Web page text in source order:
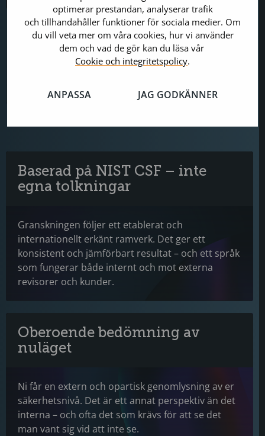
optimerar prestandan, analyserar trafik
och tillhandahåller funktioner för sociala medier. Om
du vill veta mer om våra cookies, hur vi använder
dem och vad de gör kan du läsa vår
Cookie och integritetspolicy.
ANPASSA JAG GODKÄNNER
Tekniken är bara en del av säkerhetsläget. Vi
granskar rutiner, styrdokument,
informationsklassning och datahantering – och
identifierar var processer och design inte
Baserad på NIST CSF – inte
egna tolkningar
Granskningen följer ett etablerat och
internationellt erkänt ramverk. Det ger ett
konsistent och jämförbart resultat – och ett språk
som fungerar både internt och mot externa
revisorer och kunder.
Oberoende bedömning av
nuläget
Ni får en extern och opartisk genomlysning av er
säkerhetsnivå. Det är ett annat perspektiv än det
interna – och ofta det som krävs för att se det
man vant sig vid att inte se.